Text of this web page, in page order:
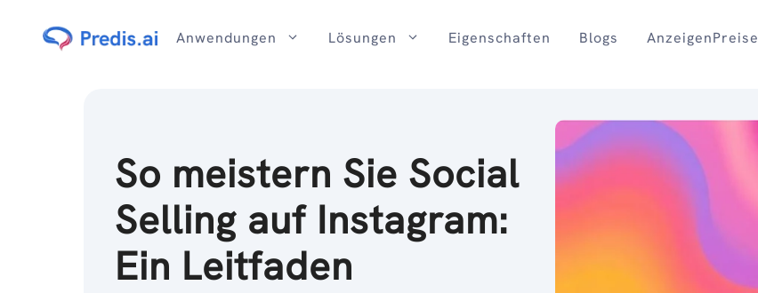
Anwendungen Lösungen Eigenschaften Blogs AnzeigenPreise
So meistern Sie Social
Selling auf Instagram:
Ein Leitfaden